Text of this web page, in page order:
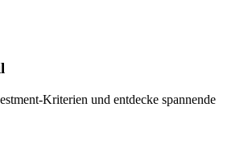
Kriterien und entdecke spannende